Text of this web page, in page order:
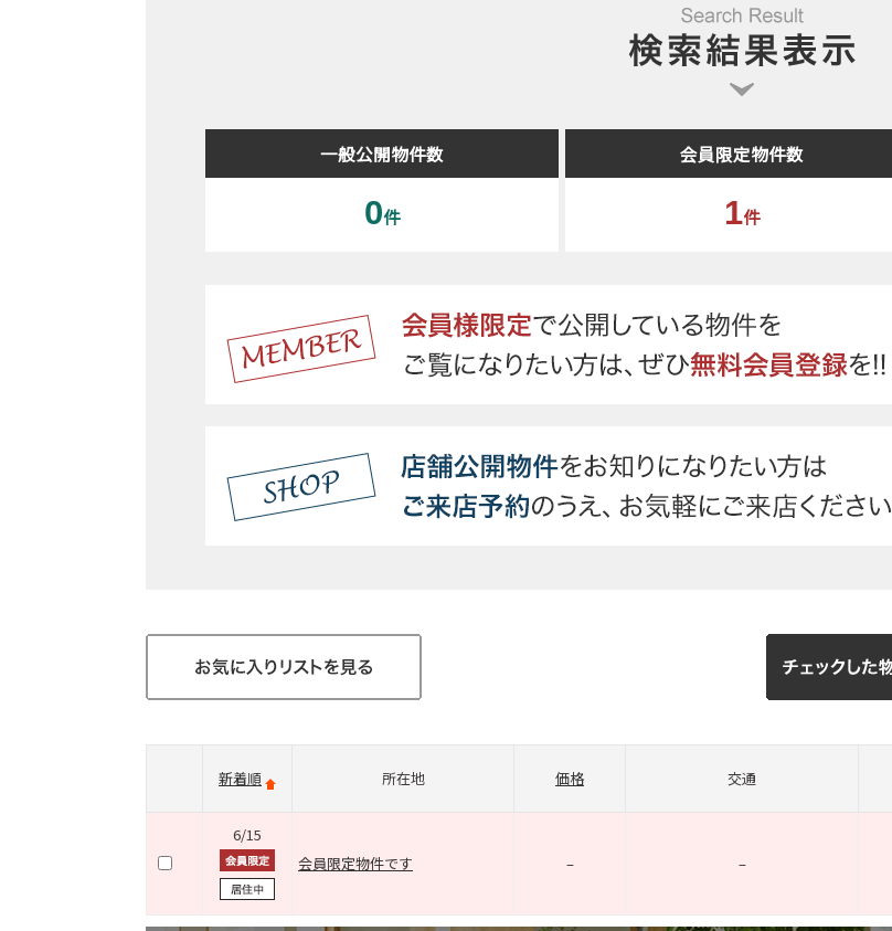
一般公開物件数
0件
会員限定物件数
1件
新着順 所在地 価格 交通
6/15
会員限定物件です
– –